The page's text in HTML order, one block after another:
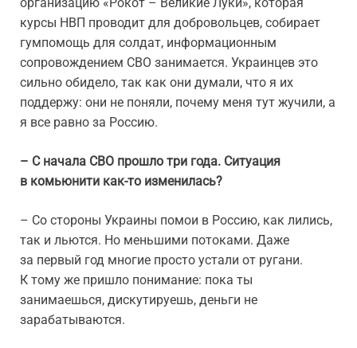
курсы НВП проводит для добровольцев, собирает
гумпомощь для солдат, информационным
сопровождением СВО занимается. Украинцев это
сильно обидело, так как они думали, что я их
поддержу: они не поняли, почему меня тут жучили, а
я все равно за Россию.
– С начала СВО прошло три года. Ситуация
в комьюнити как-то изменилась?
– Со стороны Украины помои в Россию, как лились,
так и льются. Но меньшими потоками. Даже
за первый год многие просто устали от ругани.
К тому же пришло понимание: пока ты
занимаешься, дискутируешь, деньги не
зарабатываются.